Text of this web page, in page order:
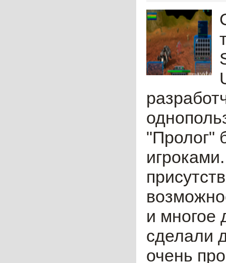
"Пролог"
и многое
сделали
очень